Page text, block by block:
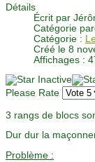
Détails
Écrit par
Catégorie
Catégorie :
Créé le 8
Affichages :
Please Rate
3 rangs de blocs
Dur dur la
Problème :